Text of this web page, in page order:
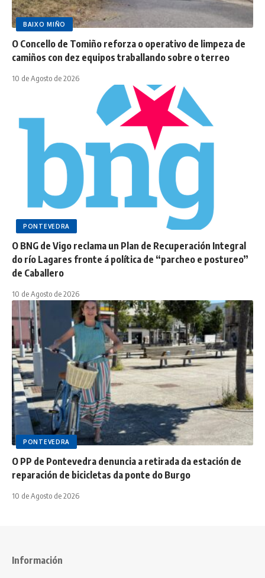
BAIXO MIÑO
O Concello de Tomiño reforza o operativo de limpeza de
camiños con dez equipos traballando sobre o terreo
10 de Agosto de 2026
PONTEVEDRA
O BNG de Vigo reclama un Plan de Recuperación Integral
do río Lagares fronte á política de “parcheo e postureo”
de Caballero
10 de Agosto de 2026
PONTEVEDRA
O PP de Pontevedra denuncia a retirada da estación de
reparación de bicicletas da ponte do Burgo
10 de Agosto de 2026
Información